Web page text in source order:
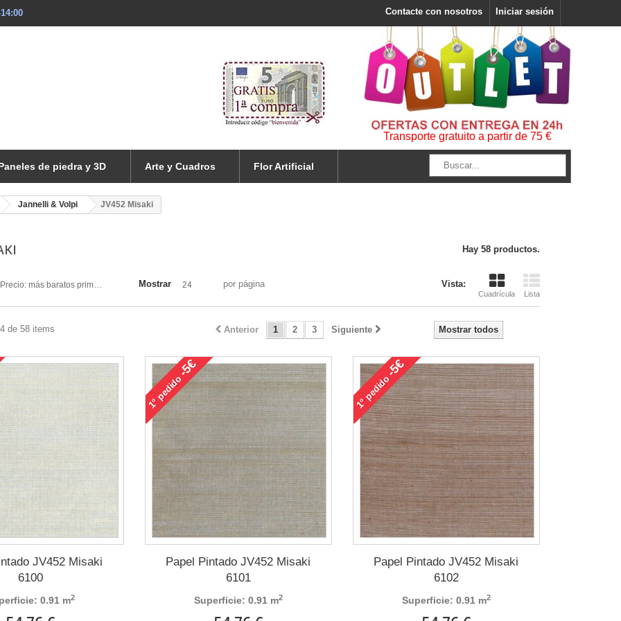
Iniciar sesión
Contacte con nosotros
Transporte gratuito a partir de 75 €
de piedra y 3D Arte y Cuadros Flor Artificial
Jannelli & Volpi JV452 Misaki
Hay 58 productos.
Vista:
Cuadrícula Lista
Precio: más baratos primero Mostrar 24 por página
Mostrar todos
Anterior 1 2 3 Siguiente
de 58 items
JV452 Misaki
6100
0.91 m2
1°
pedido
-5€
Papel Pintado JV452 Misaki
6101
Superficie: 0.91 m2
1°
pedido
-5€
Papel Pintado JV452 Misaki
6102
Superficie: 0.91 m2